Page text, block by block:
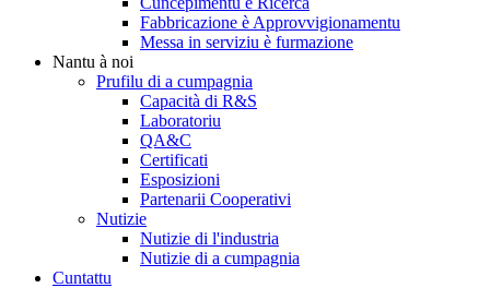
Fabbricazione è Approvvigionamentu
Messa in serviziu è furmazione
Nantu à noi
Prufilu di a cumpagnia
Capacità di R&S
Laboratoriu
QA&C
Certificati
Esposizioni
Partenarii Cooperativi
Nutizie
Nutizie di l'industria
Nutizie di a cumpagnia
Cuntattu